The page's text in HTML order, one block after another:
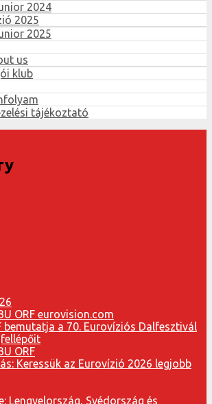
2024
2025
2025
us
klub
tájékoztató
bemutatja a 70. Eurovíziós Dalfesztivál
Keressük az Eurovízió 2026 legjobb
Lengyelország, Svédország és